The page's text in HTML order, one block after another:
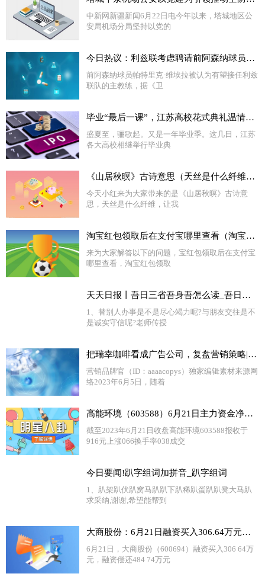
中新网新疆新闻6月22日电今年以来，塔城地区公
安局机场分局坚持以党的
今日热议：利兹联考虑聘请前阿森纳球员维埃拉为新主教练
前阿森纳球员帕特里克·维埃拉被认为有望接任利兹
联队的主教练，据《卫
毕业“最后一课”，江苏高校花式典礼温情告别_环球即时看
盛夏至，骊歌起。又是一年毕业季。这几日，江苏
各大高校相继举行毕业典
《山居秋暝》古诗意思（天丝是什么纤维）_全球快消息
今天小红来为大家带来的是《山居秋暝》古诗意
思，天丝是什么纤维，让我
淘宝红包领取后在支付宝哪里查看（淘宝红包领取后在哪里） 全球热门
来为大家解答以下的问题，宝红包领取后在支付宝
哪里查看，淘宝红包领取
天天日报丨吾日三省吾身吾怎么读_吾日三省吾身读音是什么意思
1、替别人办事是不是尽心竭力呢?与朋友交往是不
是诚实守信呢?老师传授
把瑞幸咖啡看成广告公司，复盘营销策略|世界热议
营销品牌官（ID：aaaacopys）独家编辑素材来源网
络2023年6月5日，随着
高能环境（603588）6月21日主力资金净买入589.81万元-世界报资讯
截至2023年6月21日收盘高能环境603588报收于
916元上涨066换手率038成交
今日要闻!趴字组词加拼音_趴字组词
1、趴架趴伏趴窝马趴趴下趴稀趴蛋趴趴凳大马趴
求采纳,谢谢,希望能帮到
大商股份：6月21日融资买入306.64万元，融资融券余额3.25亿元
6月21日，大商股份（600694）融资买入306 64万
元，融资偿还484 74万元